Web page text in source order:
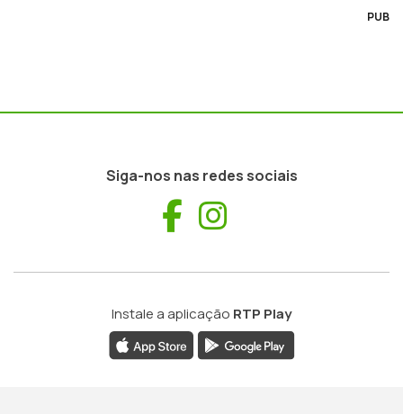
PUB
Siga-nos nas redes sociais
Facebook
Instale a aplicação RTP Play